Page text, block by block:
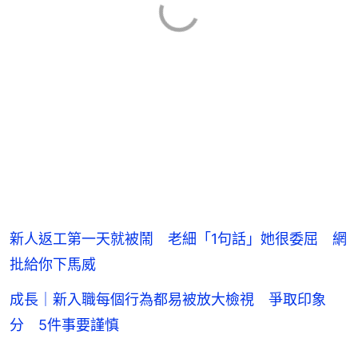
新人返工第一天就被鬧 老細「1句話」她很委屈 網
批給你下馬威
成長｜新入職每個行為都易被放大檢視 爭取印象
分 5件事要謹慎